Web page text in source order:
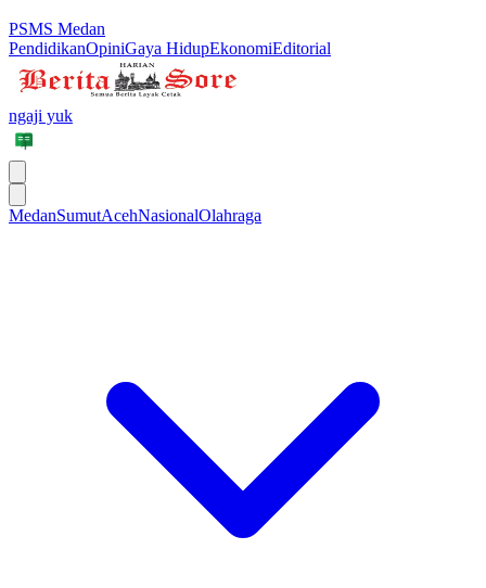
PSMS Medan
PendidikanOpiniGaya HidupEkonomiEditorial
ngaji yuk
MedanSumutAcehNasionalOlahraga